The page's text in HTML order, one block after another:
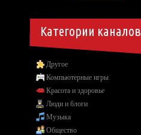
Категории каналов
Другое
Компьютерные игры
Красота и здоровье
Люди и блоги
Музыка
Общество